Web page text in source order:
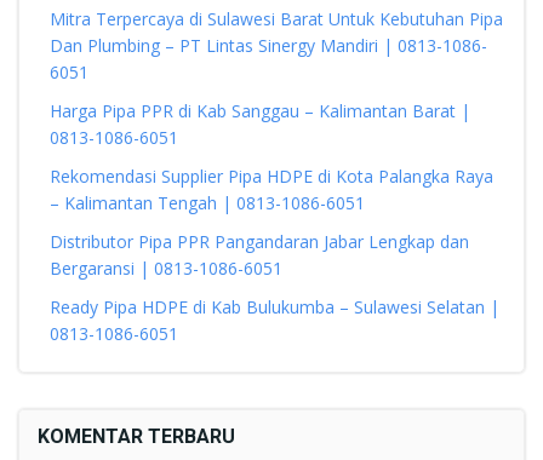
Mitra Terpercaya di Sulawesi Barat Untuk Kebutuhan Pipa
Dan Plumbing – PT Lintas Sinergy Mandiri | 0813-1086-
6051
Harga Pipa PPR di Kab Sanggau – Kalimantan Barat |
0813-1086-6051
Rekomendasi Supplier Pipa HDPE di Kota Palangka Raya
– Kalimantan Tengah | 0813-1086-6051
Distributor Pipa PPR Pangandaran Jabar Lengkap dan
Bergaransi | 0813-1086-6051
Ready Pipa HDPE di Kab Bulukumba – Sulawesi Selatan |
0813-1086-6051
KOMENTAR TERBARU